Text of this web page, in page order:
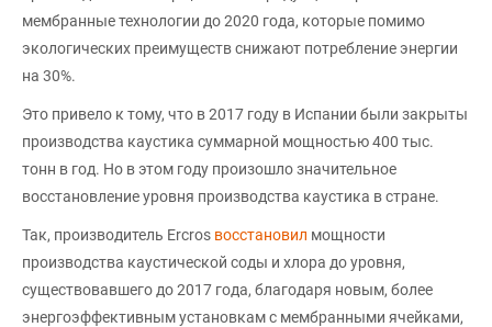
мембранные технологии до 2020 года, которые помимо
экологических преимуществ снижают потребление энергии
на 30%.
Это привело к тому, что в 2017 году в Испании были закрыты
производства каустика суммарной мощностью 400 тыс.
тонн в год. Но в этом году произошло значительное
восстановление уровня производства каустика в стране.
Так, производитель Ercros восстановил мощности
производства каустической соды и хлора до уровня,
существовавшего до 2017 года, благодаря новым, более
энергоэффективным установкам с мембранными ячейками,